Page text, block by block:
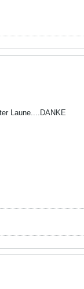
Laune....DANKE